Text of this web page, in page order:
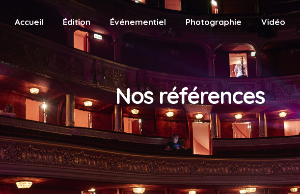
Accueil Édition Événementiel Photographie Vidéo
Nos références